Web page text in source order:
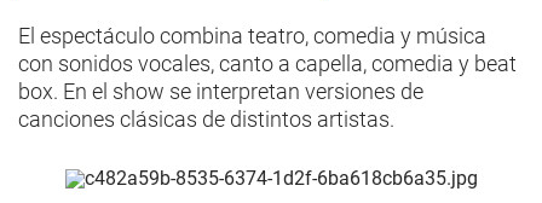
El espectáculo combina teatro, comedia y música
con sonidos vocales, canto a capella, comedia y beat
box. En el show se interpretan versiones de
canciones clásicas de distintos artistas.